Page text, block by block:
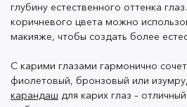
Ещё один цвет карандаша,
может оказаться слишком
утяжелит взгляд или даже
Попробуйте заменить его на
глубину естественного оттенка
коричневого цвета можно
макияже, чтобы создать более
С карими глазами гармонично
фиолетовый, бронзовый или
карандаш для карих глаз –